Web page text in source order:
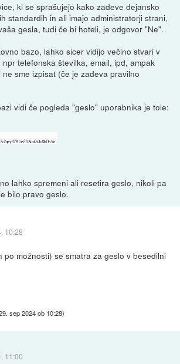
ki se sprašujejo kako zadeve dejansko
standardih in ali imajo administratorji strani,
gesla, tudi če bi hoteli, je odgovor "Ne".
bazo, lahko sicer vidijo večino stvari v
telefonska številka, email, ipd, ampak
sme izpisat (če je zadeva pravilno
vidi če pogleda "geslo" uporabnika je tole:
lahko spremeni ali resetira geslo, nikoli pa
bilo pravo geslo.
10:28
po možnosti) se smatra za geslo v besedilni
sep 2024 ob 10:28)
11:00